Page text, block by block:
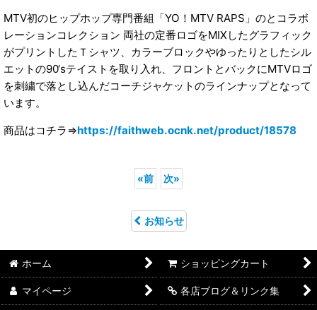
MTV初のヒップホップ専門番組「YO！MTV RAPS」のとコラボ
レーションコレクション 両社の定番ロゴをMIXしたグラフィック
がプリントしたＴシャツ、カラーブロックやゆったりとしたシル
エットの90‘sテイストを取り入れ、フロントとバックにMTVロゴ
を刺繍で落とし込んだコーチジャケットのラインナップとなって
います。
商品はコチラ⇒https://faithweb.ocnk.net/product/18578
«前 次»
お知らせ
ホーム ショッピングカート
マイページ 各店ブログ＆リンク集